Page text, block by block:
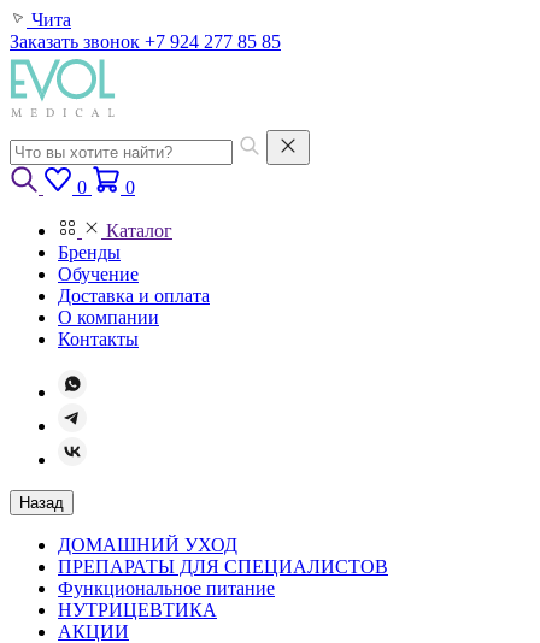
Чита
Заказать звонок +7 924 277 85 85
0 0
Каталог
Бренды
Обучение
Доставка и оплата
О компании
Контакты
Назад
ДОМАШНИЙ УХОД
ПРЕПАРАТЫ ДЛЯ СПЕЦИАЛИСТОВ
Функциональное питание
НУТРИЦЕВТИКА
АКЦИИ